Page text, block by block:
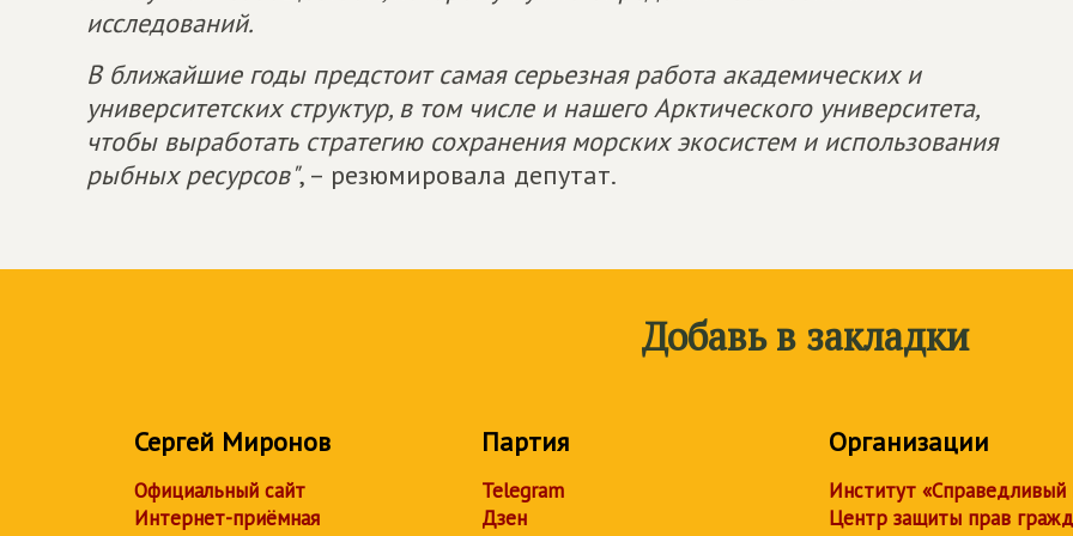
исследований.
В ближайшие годы предстоит самая серьезная работа академических и
университетских структур, в том числе и нашего Арктического университета,
чтобы выработать стратегию сохранения морских экосистем и использования
рыбных ресурсов", – резюмировала депутат.
Добавь в закладки
Сергей Миронов
Официальный сайт
Интернет-приёмная
Партия
Telegram
Дзен
Организации
Институт «Справедливый
Центр защиты прав